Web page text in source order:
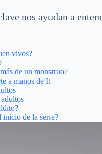
nos ayudan a
vivos?
de un monstruo?
a manos de It
inicio de la serie?